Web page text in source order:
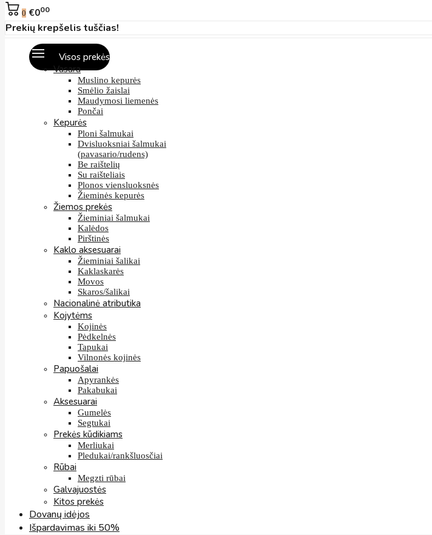
0 €000
Prekių krepšelis tuščias!
Visos prekės
Vasara
Muslino kepurės
Smėlio žaislai
Maudymosi liemenės
Pončai
Kepurės
Ploni šalmukai
Dvisluoksniai šalmukai
(pavasario/rudens)
Be raištelių
Su raišteliais
Plonos viensluoksnės
Žieminės kepurės
Žiemos prekės
Žieminiai šalmukai
Kalėdos
Pirštinės
Kaklo aksesuarai
Žieminiai šalikai
Kaklaskarės
Movos
Skaros/šalikai
Nacionalinė atributika
Kojytėms
Kojinės
Pėdkelnės
Tapukai
Vilnonės kojinės
Papuošalai
Apyrankės
Pakabukai
Aksesuarai
Gumelės
Segtukai
Prekės kūdikiams
Merliukai
Pledukai/rankšluosčiai
Rūbai
Megzti rūbai
Galvajuostės
Kitos prekės
Dovanų idėjos
Išpardavimas iki 50%